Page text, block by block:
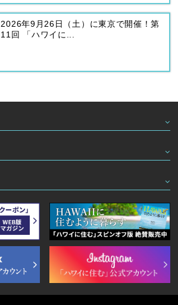
2026年9月26日（土）に東京で開催！第
11回 「ハワイに...